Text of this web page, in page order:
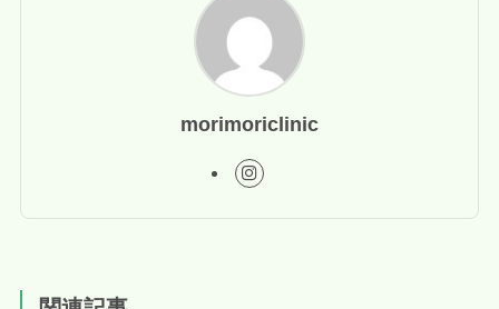
morimoriclinic